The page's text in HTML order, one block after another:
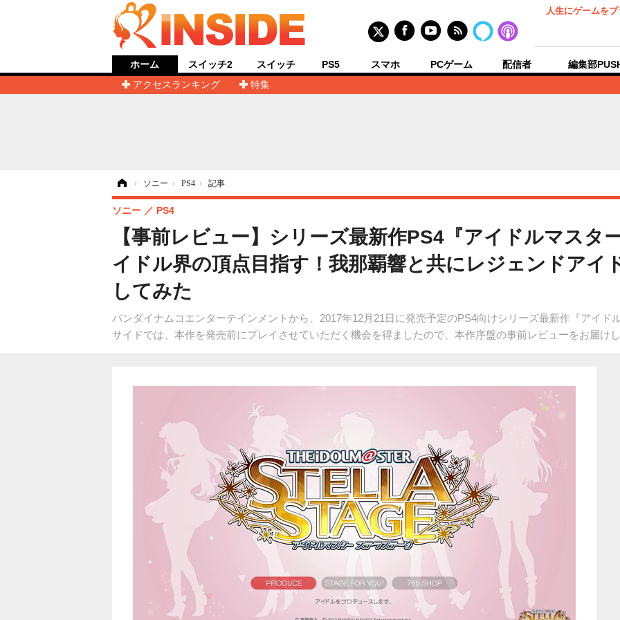
人生にゲームを
ホーム
アクセスランキング
特集
スイッチ2 スイッチ PS5 スマホ PCゲーム 配信者 編集部
› ソニー › PS4 › 記事
【事前レビュー】シリーズ最新作PS4『アイドルマスタ
イドル界の頂点目指す！我那覇響と共にレジェンドアイ
してみた
バンダイナムコエンターテインメントから、2017年12月21日に発売予定のPS4向けシリーズ最新作『アイド
サイドでは、本作を発売前にプレイさせていただく機会を得ましたので、本作序盤の事前レビューをお届けし
ソニー PS4